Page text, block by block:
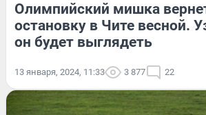
Олимпийский мишка
остановку в Чите весной.
он будет выглядеть
13 января, 2024, 11:33 3 877 22